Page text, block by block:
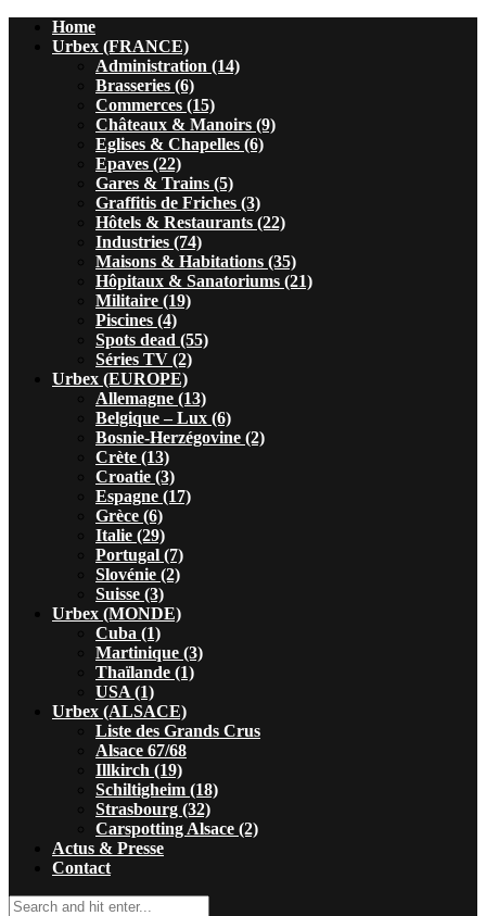
Home
Urbex (FRANCE)
Administration (14)
Brasseries (6)
Commerces (15)
Châteaux & Manoirs (9)
Eglises & Chapelles (6)
Epaves (22)
Gares & Trains (5)
Graffitis de Friches (3)
Hôtels & Restaurants (22)
Industries (74)
Maisons & Habitations (35)
Hôpitaux & Sanatoriums (21)
Militaire (19)
Piscines (4)
Spots dead (55)
Séries TV (2)
Urbex (EUROPE)
Allemagne (13)
Belgique – Lux (6)
Bosnie-Herzégovine (2)
Crète (13)
Croatie (3)
Espagne (17)
Grèce (6)
Italie (29)
Portugal (7)
Slovénie (2)
Suisse (3)
Urbex (MONDE)
Cuba (1)
Martinique (3)
Thaïlande (1)
USA (1)
Urbex (ALSACE)
Liste des Grands Crus
Alsace 67/68
Illkirch (19)
Schiltigheim (18)
Strasbourg (32)
Carspotting Alsace (2)
Actus & Presse
Contact